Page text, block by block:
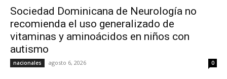
Sociedad Dominicana de Neurología no
recomienda el uso generalizado de
vitaminas y aminoácidos en niños con
autismo
nacionales agosto 6, 2026 0